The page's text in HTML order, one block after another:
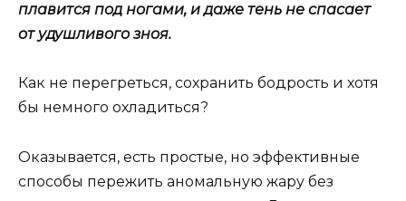
плавится под ногами, и даже тень не спасает
от удушливого зноя.
Как не перегреться, сохранить бодрость и хотя
бы немного охладиться?
Оказывается, есть простые, но эффективные
способы пережить аномальную жару без